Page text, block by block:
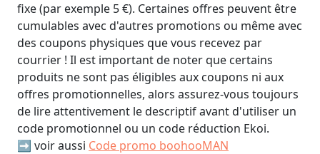
fixe (par exemple 5 €). Certaines offres peuvent être
cumulables avec d'autres promotions ou même avec
des coupons physiques que vous recevez par
courrier ! Il est important de noter que certains
produits ne sont pas éligibles aux coupons ni aux
offres promotionnelles, alors assurez-vous toujours
de lire attentivement le descriptif avant d'utiliser un
code promotionnel ou un code réduction Ekoi.
➡️ voir aussi Code promo boohooMAN